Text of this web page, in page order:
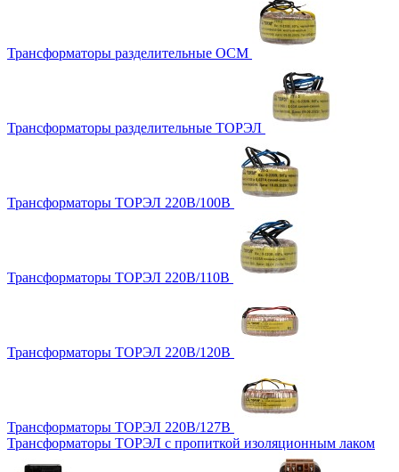
Трансформаторы разделительные ОСМ
Трансформаторы разделительные ТОРЭЛ
Трансформаторы ТОРЭЛ 220В/100В
Трансформаторы ТОРЭЛ 220В/110В
Трансформаторы ТОРЭЛ 220В/120В
Трансформаторы ТОРЭЛ 220В/127В
Трансформаторы ТОРЭЛ с пропиткой изоляционным лаком